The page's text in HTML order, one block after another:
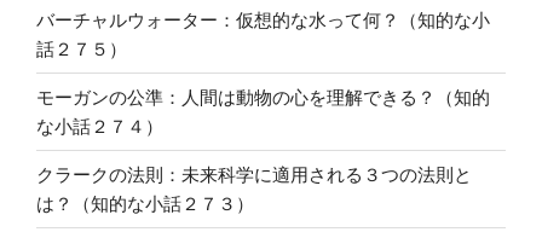
バーチャルウォーター：仮想的な水って何？（知的な小
話２７５）
モーガンの公準：人間は動物の心を理解できる？（知的
な小話２７４）
クラークの法則：未来科学に適用される３つの法則と
は？（知的な小話２７３）